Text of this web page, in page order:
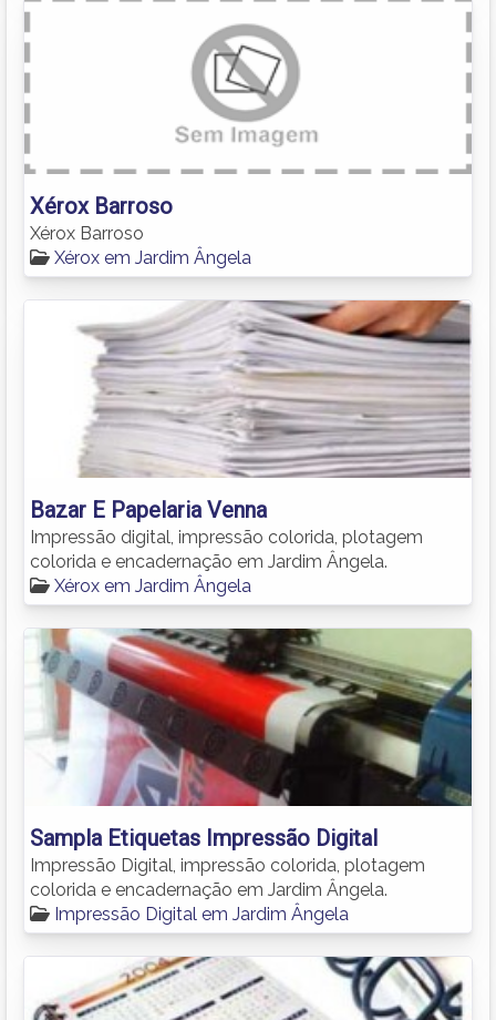
Xérox Barroso
Xérox Barroso
Xérox em Jardim Ângela
Bazar E Papelaria Venna
Impressão digital, impressão colorida, plotagem
colorida e encadernação em Jardim Ângela.
Xérox em Jardim Ângela
Sampla Etiquetas Impressão Digital
Impressão Digital, impressão colorida, plotagem
colorida e encadernação em Jardim Ângela.
Impressão Digital em Jardim Ângela